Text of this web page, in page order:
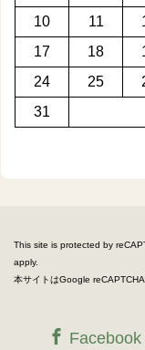
10
11
17
18
24
25
31
This site is protected by
apply.
本サイトはGoogle
Facebook